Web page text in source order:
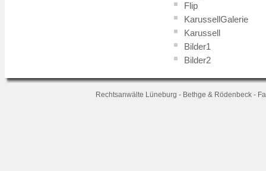
Flip
KarussellGalerie
Karussell
Bilder1
Bilder2
Rechtsanwälte Lüneburg - Bethge & Rödenbeck -